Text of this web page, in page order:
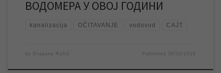
ВОДОМЕРА У ОВОЈ ГОДИНИ
kanalizacija OČITAVANJE vodovod САЈТ
by Dragana Rašić Published 26/02/2016